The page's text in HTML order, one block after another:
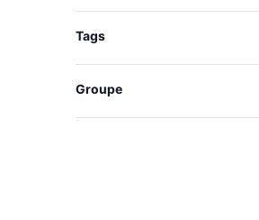
de
l'une
du
formulaire
Tags
Groupe